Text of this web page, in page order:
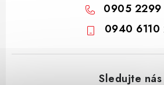
0905 2299
0940 6110